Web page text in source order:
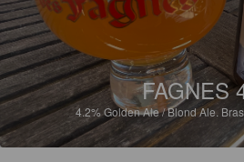
FAGNES
4.2%Golden Ale / Blond Ale.